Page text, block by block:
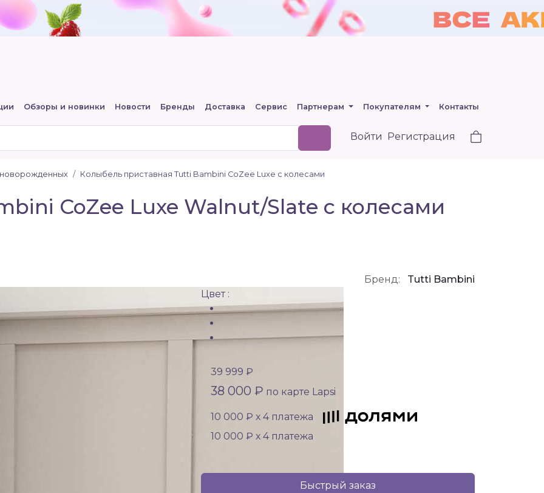
Обзоры и новинки Новости Бренды Доставка Сервис Партнерам Покупателям Контакты
Войти Регистрация
Колыбель приставная Tutti Bambini CoZee Luxe с колесами
CoZee Luxe Walnut/Slate с колесами
Бренд:
Tutti Bambini
Цвет :
39 999 ₽
38 000 ₽ по карте Lapsi
10 000 ₽ х 4 платежа
10 000 ₽ х 4 платежа
Быстрый заказ